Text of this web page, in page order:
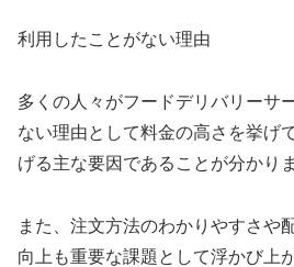
利用したことがない理由
多くの人々がフードデリバリーサ
ない理由として料金の高さを挙げ
げる主な要因であることが分かりま
また、注文方法のわかりやすさや
向上も重要な課題として浮かび上